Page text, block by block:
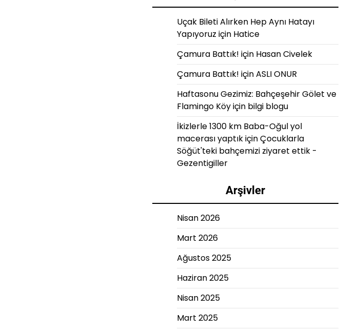
Uçak Bileti Alırken Hep Aynı Hatayı
Yapıyoruz için Hatice
Çamura Battık! için Hasan Civelek
Çamura Battık! içinASLI ONUR
Haftasonu Gezimiz: Bahçeşehir Gölet ve
Flamingo Köyiçin bilgi blogu
İkizlerle 1300 km Baba-Oğul yol
macerası yaptıkiçinÇocuklarla
Söğüt'teki bahçemizi ziyaret ettik -
Gezentigiller
Arşivler
Nisan 2026
Mart 2026
Ağustos 2025
Haziran 2025
Nisan 2025
Mart 2025